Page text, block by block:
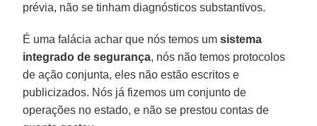
prévia, não se tinham diagnósticos substantivos.
É uma falácia achar que nós temos umsistema
integrado de segurança, nós não temos protocolos
de ação conjunta, eles não estão escritos e
publicizados. Nós já fizemos um conjunto de
operações no estado, e não se prestou contas de